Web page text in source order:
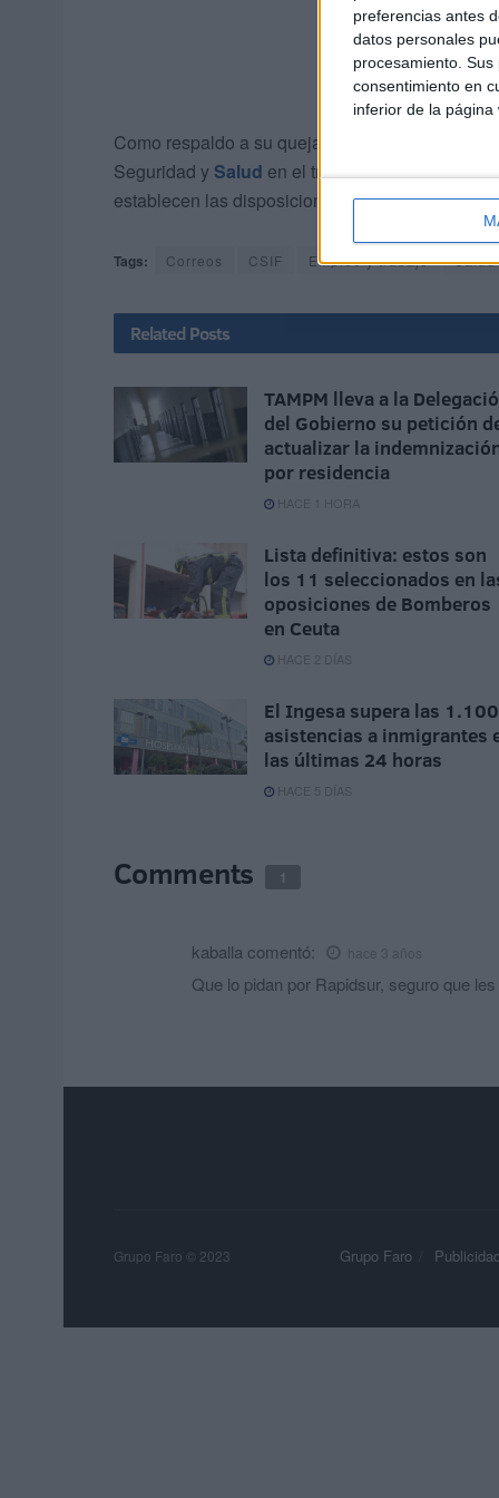
preferencias antes
datos personales
procesamiento.
consentimiento en
inferior de la página
Como respaldo a su queja el colectivo esgrime
Seguridad y Salud en el trabajo, así como, el
establecen las disposiciones mínimas de
Tags: Correos CSIF Empleo y trabajo Salud
Related Posts
TAMPM lleva a la
del Gobierno su petición
actualizar la
por residencia
HACE 1 HORA
Lista definitiva: estos son
los 11 seleccionados en
oposiciones de Bomberos
en Ceuta
HACE 2 DÍAS
El Ingesa supera las 1.100
asistencias a inmigrantes
las últimas 24 horas
HACE 5 DÍAS
Comments 1
kaballa comentó: hace 3 años
Que lo pidan por Rapidsur, seguro que les
Grupo Faro Publicidad
Grupo Faro © 2023